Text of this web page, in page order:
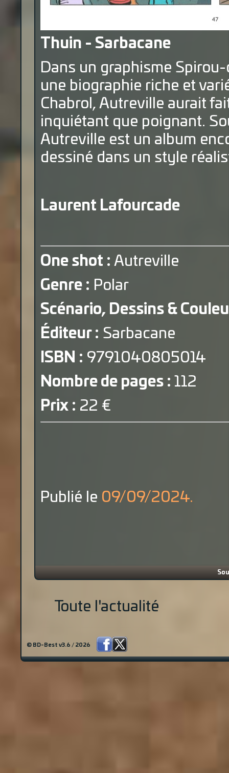
Thuin - Sarbacane
Dans un graphisme
une biographie riche et
Chabrol, Autreville aurait
inquiétant que poignant.
Autreville est un album
dessiné dans un style
Laurent Lafourcade
One shot : Autreville
Genre : Polar
Scénario, Dessins &
Éditeur : Sarbacane
ISBN : 9791040805014
Nombre de pages : 112
Prix : 22 €
Publié le 09/09/2024.
Toute l'actualité
© BD-Best v3.6 / 2026